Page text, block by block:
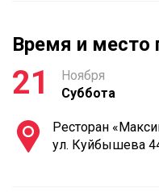
Время и место
21
Ноября
Суббота
Ресторан
ул. Куйбышева